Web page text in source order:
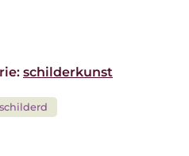
schilderkunst